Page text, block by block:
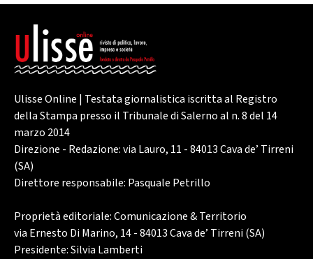
Ulisse Online | Testata giornalistica iscritta al Registro
della Stampa presso il Tribunale di Salerno al n. 8 del 14
marzo 2014
Direzione - Redazione: via Lauro, 11 - 84013 Cava de’ Tirreni
(SA)
Direttore responsabile: Pasquale Petrillo
Proprietà editoriale: Comunicazione & Territorio
via Ernesto Di Marino, 14 - 84013 Cava de’ Tirreni (SA)
Presidente: Silvia Lamberti